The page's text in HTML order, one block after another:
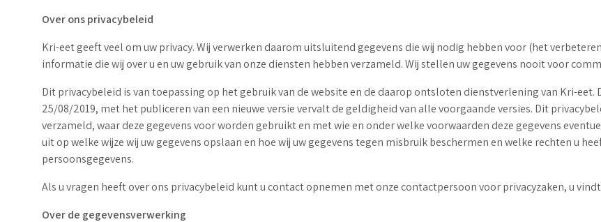
Over ons privacybeleid
Kri-eet geeft veel om uw privacy. Wij verwerken daarom uitsluitend gegevens die wij nodig hebben voor (het
informatie die wij over u en uw gebruik van onze diensten hebben verzameld. Wij stellen uw gegevens nooit voor
Dit privacybeleid is van toepassing op het gebruik van de website en de daarop ontsloten dienstverlening van Kri-
25/08/2019, met het publiceren van een nieuwe versie vervalt de geldigheid van alle voorgaande versies. Dit
verzameld, waar deze gegevens voor worden gebruikt en met wie en onder welke voorwaarden deze gegevens
uit op welke wijze wij uw gegevens opslaan en hoe wij uw gegevens tegen misbruik beschermen en welke rechten u
persoonsgegevens.
Als u vragen heeft over ons privacybeleid kunt u contact opnemen met onze contactpersoon voor privacyzaken, u
Over de gegevensverwerking